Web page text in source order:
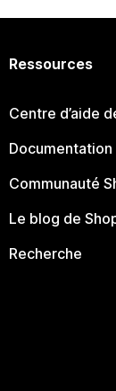
Ressources
Centre d’aide
Documentation
Communauté
Le blog de
Recherche